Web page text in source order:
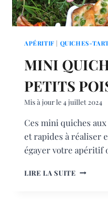
APÉRITIF | QUICHES-
MINI
PETITS
Mis à jour le 4 juillet 2024
Ces mini quiches
et rapides à réaliser
égayer votre apéritif
LIRE LA SUITE MINI